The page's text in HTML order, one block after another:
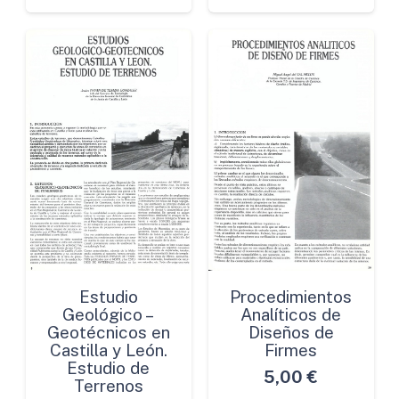
Estudio
Geológico –
Geotécnicos en
Castilla y León.
Estudio de
Terrenos
Procedimientos
Analíticos de
Diseños de
Firmes
5,00 €